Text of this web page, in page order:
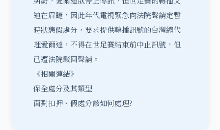
迫在眉睫，因此年代電視緊急向法院聲請定暫
時狀態假處分 ，要求提供轉播訊號的台灣總代
理愛爾達，不得在世足賽結束前中止訊號，但
已遭法院駁回聲請。
《相關連結》
保全處分及其類型
面對扣押、假處分該如何處理?